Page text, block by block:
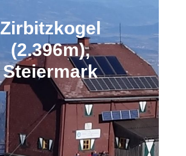
Zirbitzkogel
(2.396m),
Steiermark